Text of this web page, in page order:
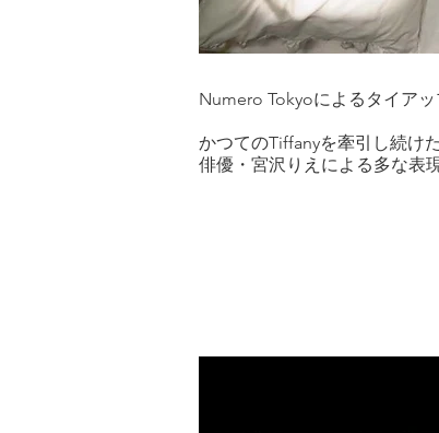
Numero Tokyoによるタイア
かつてのTiffanyを牽引し続け
俳優・宮沢りえによる多な表